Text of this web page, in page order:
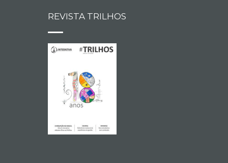
REVISTA TRILHOS